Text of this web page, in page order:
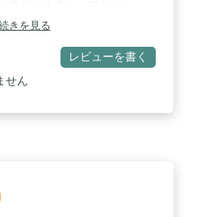
コレクションズ / ■《チーム
yankees] 2.[1935 brooklyn
grays] 4.[1947 newark bears]
indianapolis indians] ※
、他はフェルト / ■《色》
100%：ウール / ■《サイズ》
汗・湿気等で縮み有 □1～2サ
入荷時サイズ感素材感の違い
は平にする為型崩有り
きを見る
レビューを書く
せん